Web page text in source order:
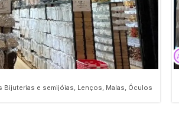
e semijóias, Lenços, Malas, Óculos